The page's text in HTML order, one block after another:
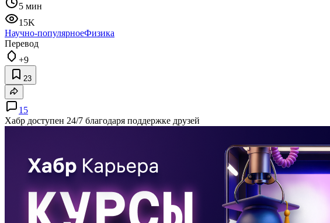
5 мин
15K
Научно-популярноеФизика
Перевод
+9
23
15
Хабр доступен 24/7 благодаря поддержке друзей